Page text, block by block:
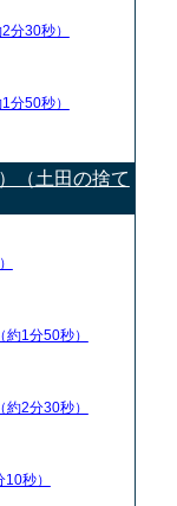
2分30秒）
1分50秒）
（土田の捨て
（約1分50秒）
（約2分30秒）
10秒）